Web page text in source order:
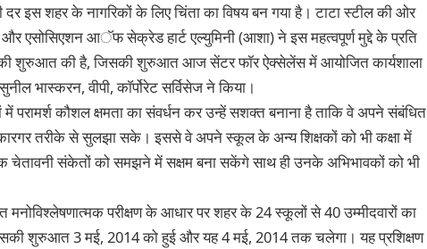
इस शहर के नागरिकों के लिए चिंता का विषय बन गया है। टाटा स्टील की ओर
एसोसिएशन आॅफ सेक्रेड हार्ट एल्युमिनी (आशा) ने इस महत्वपूर्ण मुद्दे के प्रति
शुरुआत की है, जिसकी शुरुआत आज सेंटर फॉर ऐक्सेलेंस में आयोजित कार्यशाला
भास्करन, वीपी, काॅर्पोरेट सर्विसेज ने किया।
परामर्श कौशल क्षमता का संवर्धन कर उन्हें सशक्त बनाना है ताकि वे अपने संबंधित
कारगर तरीके से सुलझा सके। इससे वे अपने स्कूल के अन्य शिक्षकों को भी कक्षा में
चेतावनी संकेतों को समझने में सक्षम बना सकेंगे साथ ही उनके अभिभावकों को भी
परीक्षण के आधार पर शहर के 24 स्कूलों से 40 उम्मीदवारों का
शुरुआत 3 मई, 2014 को हुई और यह 4 मई, 2014 तक चलेगा। यह प्रशिक्षण